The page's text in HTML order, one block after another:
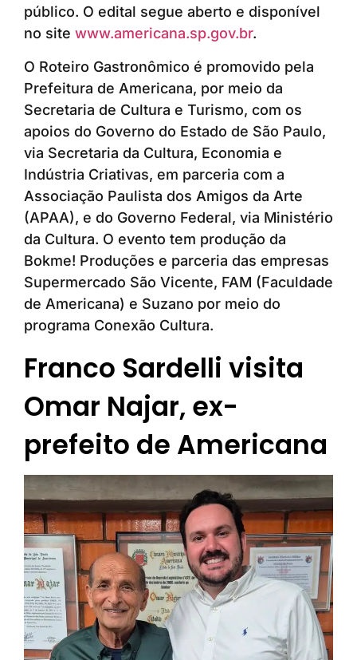
público. O edital segue aberto e disponível
no site www.americana.sp.gov.br.
O Roteiro Gastronômico é promovido pela
Prefeitura de Americana, por meio da
Secretaria de Cultura e Turismo, com os
apoios do Governo do Estado de São Paulo,
via Secretaria da Cultura, Economia e
Indústria Criativas, em parceria com a
Associação Paulista dos Amigos da Arte
(APAA), e do Governo Federal, via Ministério
da Cultura. O evento tem produção da
Bokme! Produções e parceria das empresas
Supermercado São Vicente, FAM (Faculdade
de Americana) e Suzano por meio do
programa Conexão Cultura.
Franco Sardelli visita
Omar Najar, ex-
prefeito de Americana